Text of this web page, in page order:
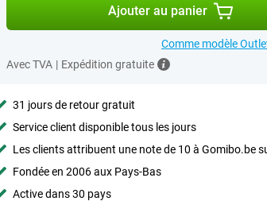
Ajouter au panier
Comme modèle
Avec TVA | Expédition gratuite
31 jours de retour gratuit
Service client disponible tous les jours
Les clients attribuent une note de 10 à Gomibo.be
Fondée en 2006 aux Pays-Bas
Active dans 30 pays